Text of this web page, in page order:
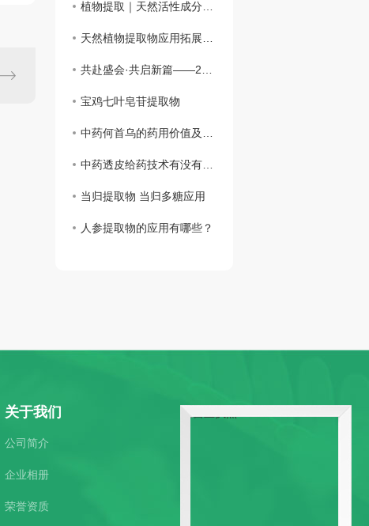
植物提取｜天然活性成分精细化加工核心技术
天然植物提取物应用拓展，行业迈向精细化发展
共赴盛会·共启新篇——2026中国（广州）天然植物提取及健康原料产业博览会
宝鸡七叶皂苷提取物
中药何首乌的药用价值及其应用现状你都知道吗？
中药透皮给药技术有没有那么神奇？小编带你了解一下！
当归提取物 当归多糖应用
人参提取物的应用有哪些？
关于我们
公司简介
企业相册
荣誉资质